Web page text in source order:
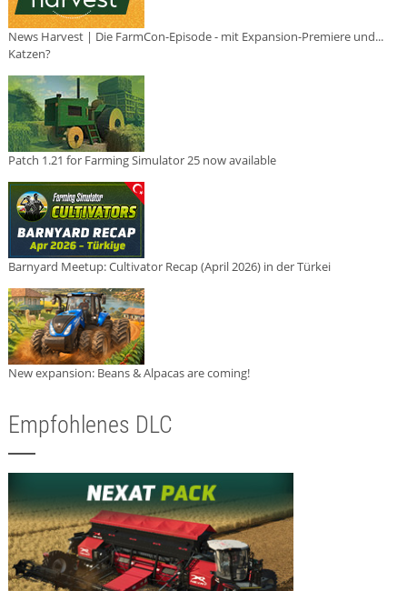
News Harvest | Die FarmCon-Episode - mit Expansion-Premiere und...
Katzen?
Patch 1.21 for Farming Simulator 25 now available
Barnyard Meetup: Cultivator Recap (April 2026) in der Türkei
New expansion: Beans & Alpacas are coming!
Empfohlenes DLC